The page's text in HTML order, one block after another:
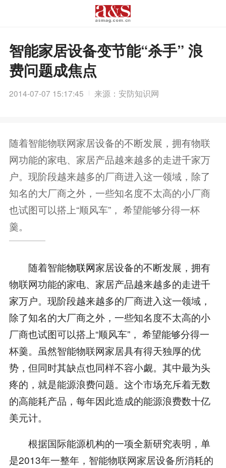
智能家居设备变节能“杀手” 浪
费问题成焦点
2014-07-07 15:17:45 来源：安防知识网
随着智能物联网家居设备的不断发展，拥有物联
网功能的家电、家居产品越来越多的走进千家万
户。现阶段越来越多的厂商进入这一领域，除了
知名的大厂商之外，一些知名度不太高的小厂商
也试图可以搭上“顺风车”， 希望能够分得一杯
羹。
随着智能物联网家居设备的不断发展，拥有
物联网功能的家电、家居产品越来越多的走进千
家万户。现阶段越来越多的厂商进入这一领域，
除了知名的大厂商之外，一些知名度不太高的小
厂商也试图可以搭上“顺风车”， 希望能够分得一
杯羹。虽然智能物联网家居具有得天独厚的优
势，但同时其缺点也同样不容小觑。其中最为头
疼的，就是能源浪费问题。这个市场充斥着无数
的高能耗产品，每年因此造成的能源浪费数十亿
美元计。
根据国际能源机构的一项全新研究表明，单
是2013年一整年，智能物联网家居设备所消耗的